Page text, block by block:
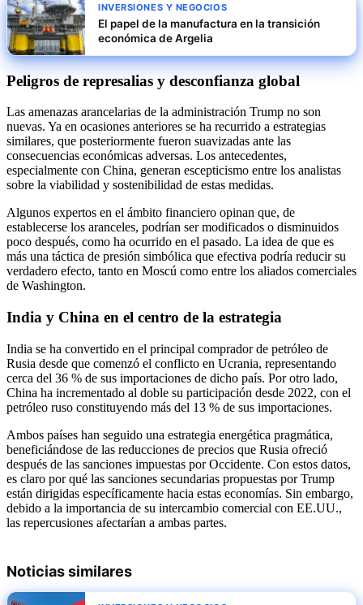
INVERSIONES Y NEGOCIOS
El papel de la manufactura en la transición
económica de Argelia
Peligros de represalias y desconfianza global
Las amenazas arancelarias de la administración Trump no son
nuevas. Ya en ocasiones anteriores se ha recurrido a estrategias
similares, que posteriormente fueron suavizadas ante las
consecuencias económicas adversas. Los antecedentes,
especialmente con China, generan escepticismo entre los analistas
sobre la viabilidad y sostenibilidad de estas medidas.
Algunos expertos en el ámbito financiero opinan que, de
establecerse los aranceles, podrían ser modificados o disminuidos
poco después, como ha ocurrido en el pasado. La idea de que es
más una táctica de presión simbólica que efectiva podría reducir su
verdadero efecto, tanto en Moscú como entre los aliados comerciales
de Washington.
India y China en el centro de la estrategia
India se ha convertido en el principal comprador de petróleo de
Rusia desde que comenzó el conflicto en Ucrania, representando
cerca del 36 % de sus importaciones de dicho país. Por otro lado,
China ha incrementado al doble su participación desde 2022, con el
petróleo ruso constituyendo más del 13 % de sus importaciones.
Ambos países han seguido una estrategia energética pragmática,
beneficiándose de las reducciones de precios que Rusia ofreció
después de las sanciones impuestas por Occidente. Con estos datos,
es claro por qué las sanciones secundarias propuestas por Trump
están dirigidas específicamente hacia estas economías. Sin embargo,
debido a la importancia de su intercambio comercial con EE.UU.,
las repercusiones afectarían a ambas partes.
Noticias similares